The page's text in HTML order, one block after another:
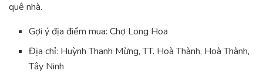
quê nhà.
Gợi ý địa điểm mua: Chợ Long Hoa
Địa chỉ: Huỳnh Thanh Mừng, TT. Hoà Thành, Hoà Thành,
Tây Ninh